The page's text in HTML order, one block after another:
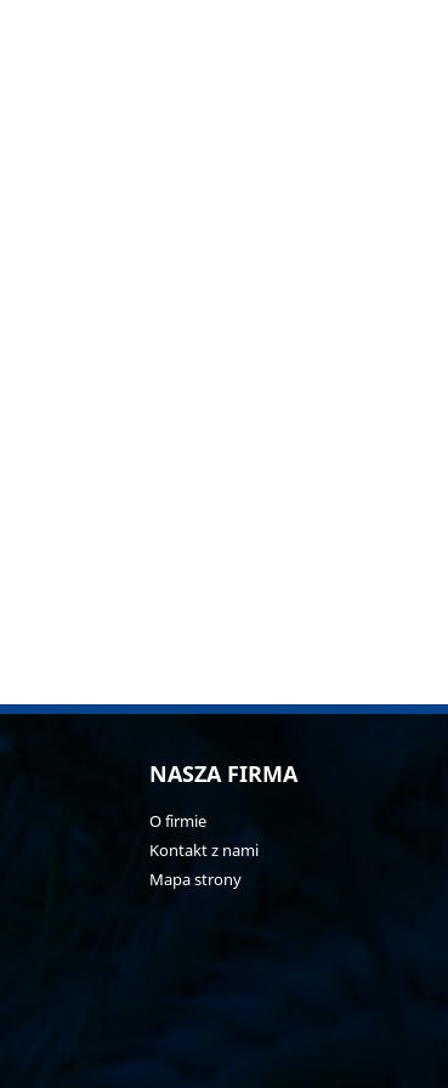
NASZA FIRMA
O firmie
Kontakt z nami
Mapa strony